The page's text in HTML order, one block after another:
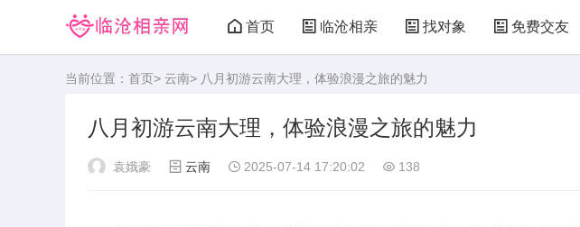
首页 临沧相亲 找对象 免费交友
当前位置： 首页> 云南> 八月初游云南大理，体验浪漫之旅的魅力
八月初游云南大理，体验浪漫之旅的魅力
袁娥豪 云南 2025-07-14 17:20:02 138